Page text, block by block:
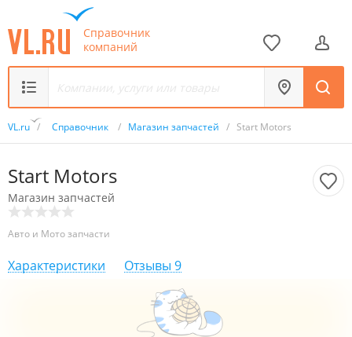
Справочник
компаний
VL.ru / Справочник / Магазин запчастей / Start Motors
Start Motors
Магазин запчастей
Авто и Мото запчасти
Характеристики Отзывы 9